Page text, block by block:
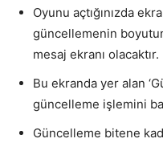
Oyunu açtığınızda
güncellemenin
mesaj ekranı olacaktır.
Bu ekranda yer alan
güncelleme işlemini
Güncelleme bitene